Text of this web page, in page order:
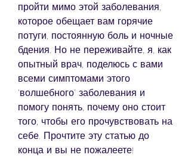
пройти мимо этой заболевания,
которое обещает вам горячие
потуги, постоянную боль и ночные
бдения. Но не переживайте, я, как
опытный врач, поделюсь с вами
всеми симптомами этого
'волшебного' заболевания и
помогу понять, почему оно стоит
того, чтобы его прочувствовать на
себе. Прочтите эту статью до
конца и вы не пожалеете!